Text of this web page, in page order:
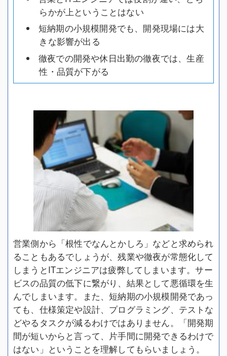
らかが上ということはない
短納期の小規模開発でも、開発現場には大
きな影響が出る
徹夜での開発や休日出勤の徹夜では、生産
性・品質が下がる
営業側から「根性でなんとかしろ」などと求められ
ることもあるでしょうが、残業や徹夜が常態化して
しまうとITエンジニアは疲弊してしまいます。サー
ビスの品質の低下に繋がり、結果として悪循環を生
んでしまいます。また、短納期の小規模開発であっ
ても、仕様策定や設計、プログラミング、テストな
どやるタスクが減るわけではありません。「開発期
間が短いからと言って、片手間に開発できるわけで
はない」ということを理解してもらいましょう。